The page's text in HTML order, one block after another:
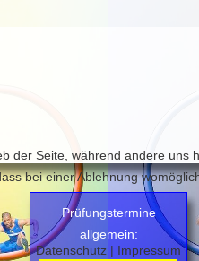
Prüfungstermine
allgemein:
Seite, während andere
bei einer Ablehnung
Datenschutz | Impressum